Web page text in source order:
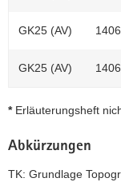
GK25 (AV)
GK25 (AV)
*Erläuterungsheft
Abkürzungen
TK: Grundlage